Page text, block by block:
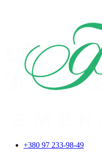
+380 97 233-98-49